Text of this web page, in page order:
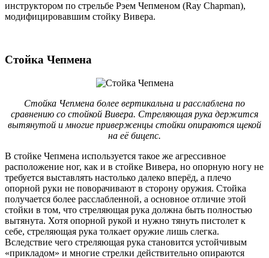
инструктором по стрельбе Рэем Чепменом (Ray Chapman),
модифицировавшим стойку Вивера.
Стойка Чепмена
Стойка Чепмена более вертикальна и расслаблена по
сравнению со стойкой Вивера. Стреляющая рука держится
вытянутой и многие приверженцы стойки опираются щекой
на её бицепс.
В стойке Чепмена используется такое же агрессивное
расположение ног, как и в стойке Вивера, но опорную ногу не
требуется выставлять настолько далеко вперёд, а плечо
опорной руки не поворачивают в сторону оружия. Стойка
получается более расслабленной, а основное отличие этой
стойки в том, что стреляющая рука должна быть полностью
вытянута. Хотя опорной рукой и нужно тянуть пистолет к
себе, стреляющая рука толкает оружие лишь слегка.
Вследствие чего стреляющая рука становится устойчивым
«прикладом» и многие стрелки действительно опираются